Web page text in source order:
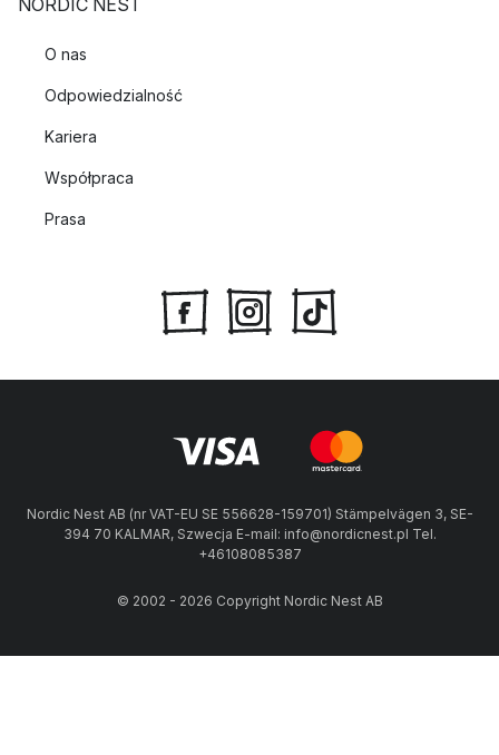
NORDIC NEST
O nas
Odpowiedzialność
Kariera
Współpraca
Prasa
Nordic Nest AB (nr VAT-EU SE 556628-159701) Stämpelvägen 3, SE-
394 70 KALMAR, Szwecja E-mail: info@nordicnest.pl Tel.
+46108085387
© 2002 - 2026 Copyright Nordic Nest AB